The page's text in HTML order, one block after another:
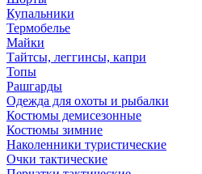
Купальники
Термобелье
Майки
Тайтсы, леггинсы, капри
Топы
Рашгарды
Одежда для охоты и рыбалки
Костюмы демисезонные
Костюмы зимние
Наколенники туристические
Очки тактические